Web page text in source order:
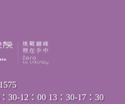
30-12：00 13：30-17：30